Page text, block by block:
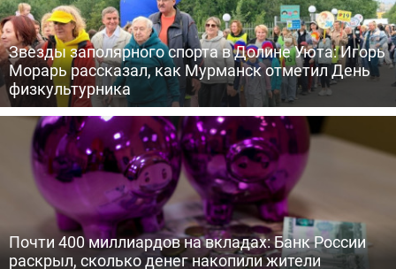
Звезды заполярного спорта в Долине Уюта: Игорь
Морарь рассказал, как Мурманск отметил День
физкультурника
Почти 400 миллиардов на вкладах: Банк России
раскрыл, сколько денег накопили жители